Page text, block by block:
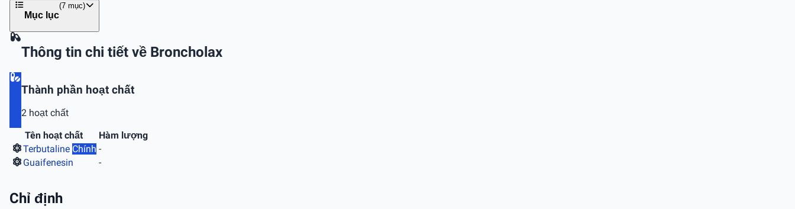
Mục lục
(7 mục)
Thông tin chi tiết về Broncholax
Thành phần hoạt chất
2 hoạt chất
Tên hoạt chất
Hàm lượng
Terbutaline Chính -
Guaifenesin
-
Chỉ định